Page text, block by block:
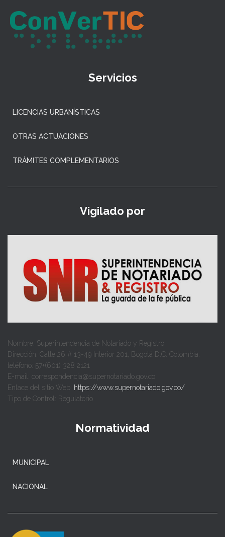
Servicios
LICENCIAS URBANÍSTICAS
OTRAS ACTUACIONES
TRÁMITES COMPLEMENTARIOS
Vigilado por
Nombre: Superintendencia de Notariado y Registro
Dirección: Calle 26 # 13-49 Interior 201, Bogotá D.C. Colombia.
teléfono: 57+(601) 328 2121
E-mail: correspondencia@supernotariado.gov.co
Enlace del sitio Web: https://www.supernotariado.gov.co/
Tipo de Control: Regulatorio
Normatividad
MUNICIPAL
NACIONAL